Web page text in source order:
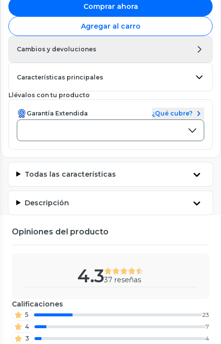
Comprar ahora
Agregar al carro
Cambios y devoluciones
Características principales
Llévalos con tu producto
Garantía Extendida ¿Qué cubre?
Todas las características
Descripción
Opiniones del producto
4.337 reseñas
Calificaciones
5
23
4
7
3
4